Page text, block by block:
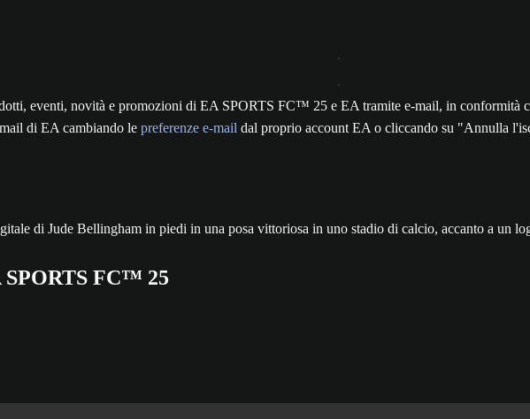
eventi, novità e promozioni di EA SPORTS FC™ 25 e EA tramite e-mail, in conformità
di EA cambiando le preferenze e-mail dal proprio account EA o cliccando su "Annulla
FC™ 25